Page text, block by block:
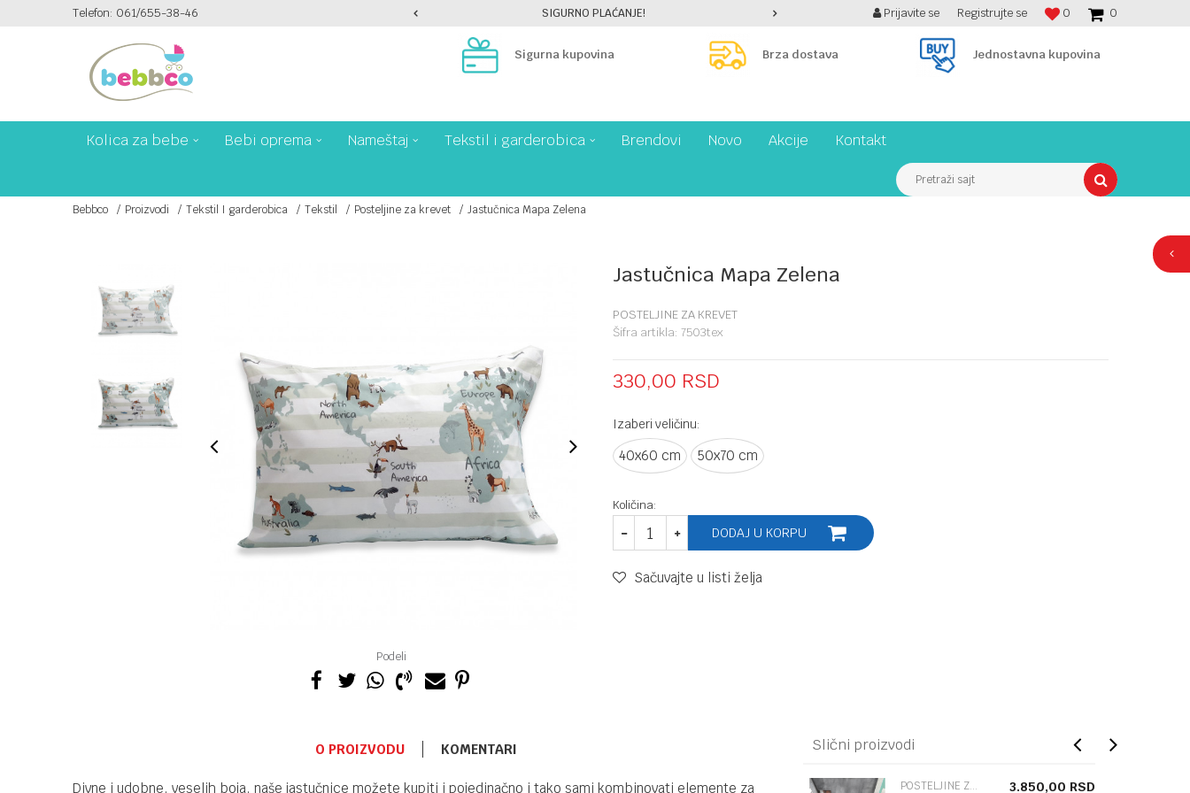
Telefon: 061/655-38-46PLAĆANJE PLATNIM KARTICAMA NA 6 RATA! SIGURNO PLAĆANJE! BESPLATNA ISPORUKA PREKO 7900 din! 0
0
Prijavite se Registrujte se
Sigurna kupovina Brza dostava Jednostavna kupovina
Kolica za bebe Bebi oprema Nameštaj Tekstil i garderobica Brendovi Novo Akcije Kontakt
Pretraži sajt
Bebbco Proizvodi Tekstil I garderobica Tekstil Posteljine za krevet Jastučnica Mapa Zelena
Podeli
Jastučnica Mapa Zelena
POSTELJINE ZA KREVET
Šifra artikla: 7503tex
330,00 RSD
Izaberi veličinu:
40x60 cm 50x70 cm
Količina:
DODAJ U KORPU
Sačuvajte u listi želja
O PROIZVODU KOMENTARI
Divne i udobne, veselih boja, naše jastučnice možete kupiti i pojedinačno i tako sami kombinovati elemente za
Slični proizvodi
POSTELJINE ZA KREVET 6.200,00 POSTELJINE ZA KREVET 3.850,00 RSD